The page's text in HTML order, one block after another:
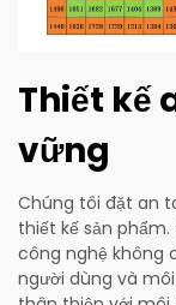
Thiết kế
vững
Chúng tôi đặt an
thiết kế sản
công nghệ không
người dùng và